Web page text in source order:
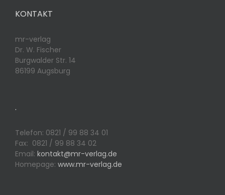
KONTAKT
mr-verlag
Dr. W. Fischer
Burgwalder Str. 14
86199 Augsburg
.
Telefon: 0821 / 99 88 34 01
Fax: 0821 / 99 88 34 02
Email: kontakt@mr-verlag.de
Homepage: www.mr-verlag.de